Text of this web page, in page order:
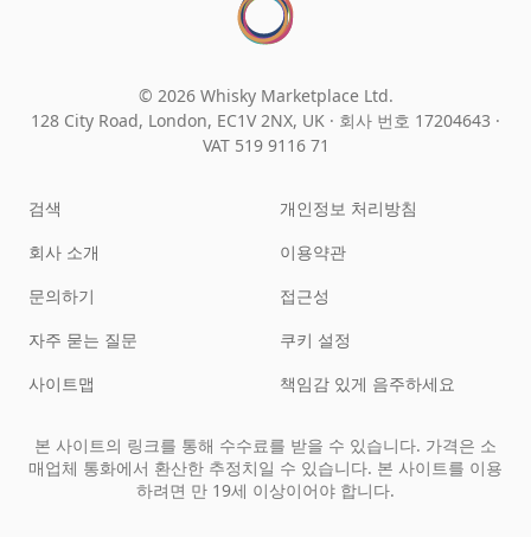
© 2026 Whisky Marketplace Ltd.
128 City Road, London, EC1V 2NX, UK · 회사 번호 17204643 ·
VAT 519 9116 71
검색
회사 소개
문의하기
자주 묻는 질문
사이트맵
개인정보 처리방침
이용약관
접근성
쿠키 설정
책임감 있게 음주하세요
본 사이트의 링크를 통해 수수료를 받을 수 있습니다. 가격은 소
매업체 통화에서 환산한 추정치일 수 있습니다. 본 사이트를 이용
하려면 만 19세 이상이어야 합니다.